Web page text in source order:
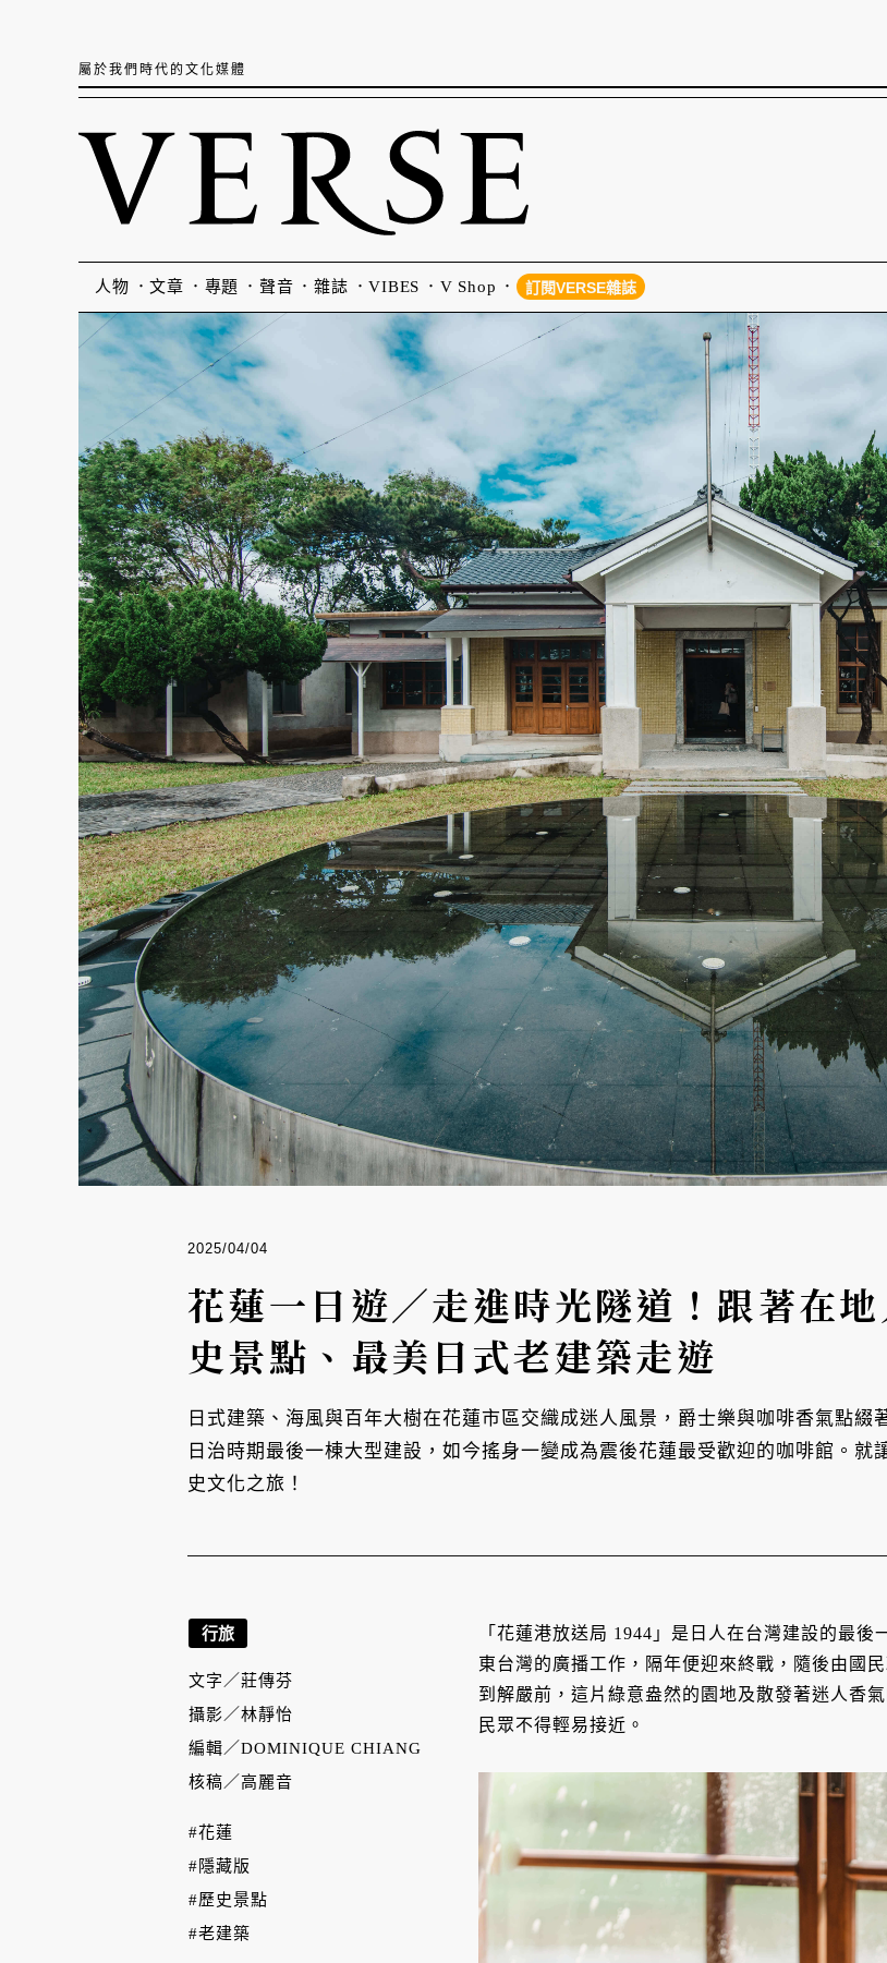
屬於我們時代的文化媒體
人物 文章 專題 聲音 雜誌 VIBES V Shop 訂閱VERSE雜誌
2025/04/04
花蓮一日遊／走進時光隧道！跟著在
史景點、最美日式老建築走遊
日式建築、海風與百年大樹在花蓮市區交織成迷人風景，爵士樂與咖啡香氣點
日治時期最後一棟大型建設，如今搖身一變成為震後花蓮最受歡迎的咖啡館。就
史文化之旅！
「花蓮港放送局 1944」是日人在台灣建設的最
東台灣的廣播工作，隔年便迎來終戰，隨後由國
到解嚴前，這片綠意盎然的園地及散發著迷人香
民眾不得輕易接近。
行旅
文字／莊傳芬
攝影／林靜怡
編輯／DOMINIQUE CHIANG
核稿／高麗音
#花蓮
#隱藏版
#歷史景點
#老建築